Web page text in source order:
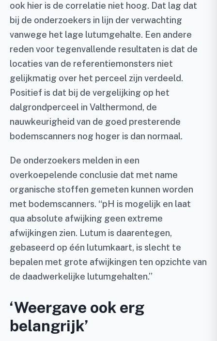
ook hier is de correlatie niet hoog. Dat lag dat
bij de onderzoekers in lijn der verwachting
vanwege het lage lutumgehalte. Een andere
reden voor tegenvallende resultaten is dat de
locaties van de referentiemonsters niet
gelijkmatig over het perceel zijn verdeeld.
Positief is dat bij de vergelijking op het
dalgrondperceel in Valthermond, de
nauwkeurigheid van de goed presterende
bodemscanners nog hoger is dan normaal.
De onderzoekers melden in een
overkoepelende conclusie dat met name
organische stoffen gemeten kunnen worden
met bodemscanners. “pH is mogelijk en laat
qua absolute afwijking geen extreme
afwijkingen zien. Lutum is daarentegen,
gebaseerd op één lutumkaart, is slecht te
bepalen met grote afwijkingen ten opzichte van
de daadwerkelijke lutumgehalten.”
‘Weergave ook erg
belangrijk’